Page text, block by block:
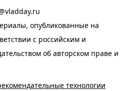
опубликованные на
с российским и
об авторском праве и
технологии